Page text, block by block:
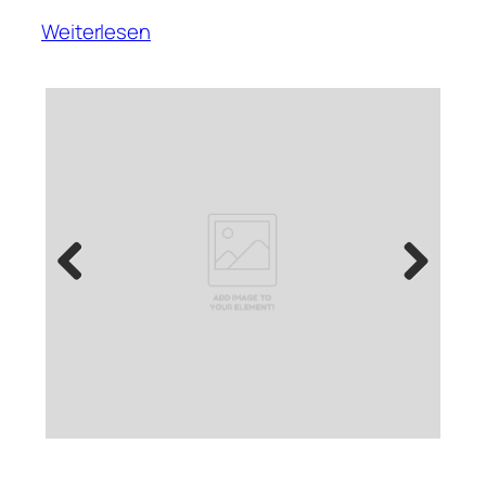
Weiterlesen